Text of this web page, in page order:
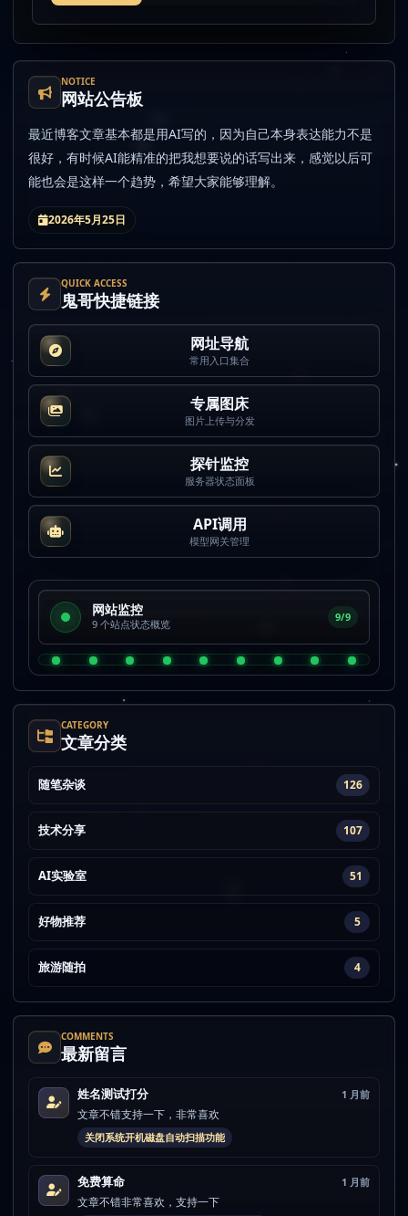
NOTICE
网站公告板
最近博客文章基本都是用AI写的，因为自己本身表达能力不是
很好，有时候AI能精准的把我想要说的话写出来，感觉以后可
能也会是这样一个趋势，希望大家能够理解。
2026年5月25日
QUICK ACCESS
鬼哥快捷链接
网址导航
常用入口集合
专属图床
图片上传与分发
探针监控
服务器状态面板
API调用
模型网关管理
网站监控
9 个站点状态概览
9/9
CATEGORY
文章分类
随笔杂谈 126
技术分享 107
AI实验室 51
好物推荐 5
旅游随拍 4
COMMENTS
最新留言
姓名测试打分 1 月前
文章不错支持一下，非常喜欢
关闭系统开机磁盘自动扫描功能
免费算命 1 月前
文章不错非常喜欢，支持一下